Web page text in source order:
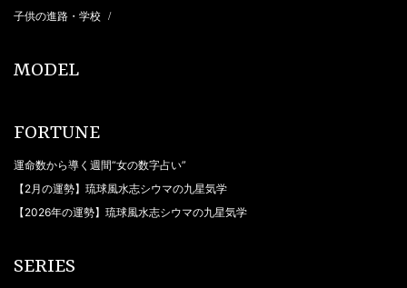
子供の進路・学校 /
MODEL
FORTUNE
運命数から導く週間“女の数字占い”
【2月の運勢】琉球風水志シウマの九星気学
【2026年の運勢】琉球風水志シウマの九星気学
SERIES